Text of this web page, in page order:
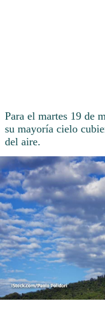
Para el martes 19 de
su mayoría cielo
del aire.